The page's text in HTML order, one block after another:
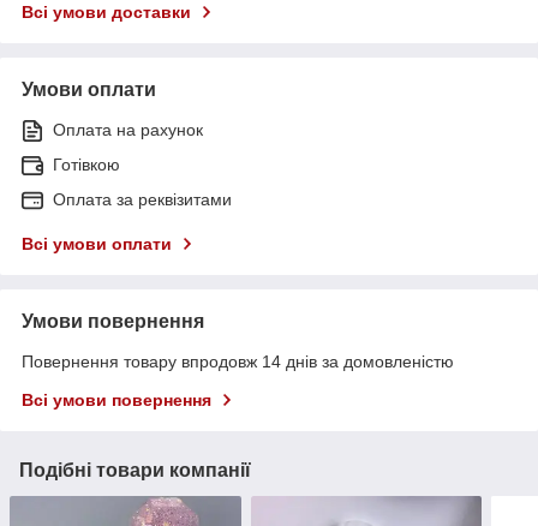
Всі умови доставки
Умови оплати
Оплата на рахунок
Готівкою
Оплата за реквізитами
Всі умови оплати
Умови повернення
Повернення товару впродовж 14 днів за домовленістю
Всі умови повернення
Подібні товари компанії